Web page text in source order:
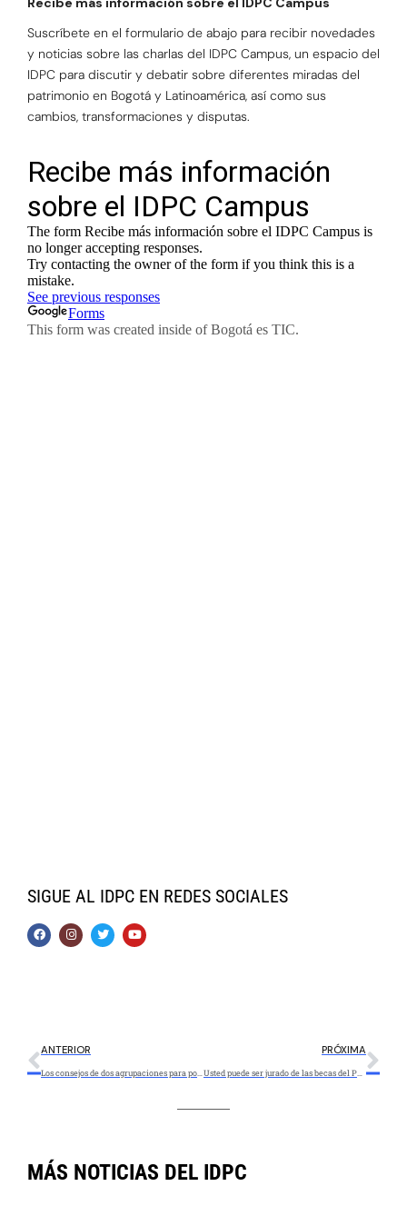
Suscríbete en el formulario de abajo para recibir novedades
y noticias sobre las charlas del IDPC Campus, un espacio del
IDPC para discutir y debatir sobre diferentes miradas del
patrimonio en Bogotá y Latinoamérica, así como sus
cambios, transformaciones y disputas.
SIGUE AL IDPC EN REDES SOCIALES
ANTERIOR
Los consejos de dos agrupaciones para postularse a las becas del Portafolio Distrital de Estímulos 2021
PRÓXIMA
Usted puede ser jurado de las becas del Portafolio Distrital de Estímulos
MÁS NOTICIAS DEL IDPC